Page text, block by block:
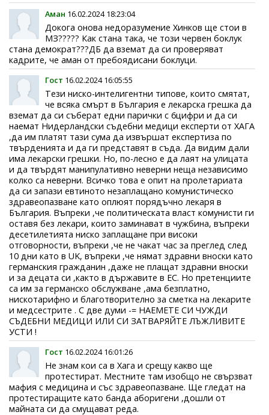
Аман 16.02.2024 18:23:04
Докога онова недоразумение Хинков ще стои в
МЗ????? Как стана така, че този червен боклук
стана демократ???ДБ да вземат да си проверяват
кадрите, че аман от пребоядисани боклуци.
Гост 16.02.2024 16:05:55
Тези ниско-интелигентни типове, които смятат,
че всяка смърт в България е лекарска грешка да
вземат да си съберат едни парички с 6цифри и да си
наемат Нидерландски съдебни медици експерти от ХАГА
,да им платят тази сума да извършат експертиза по
твърденията и да ги представят в съда. Да видим дали
има лекарски грешки. Но, по-лесно е да лаят на улицата
и да твърдят манипулативно неверни неща независимо
колко са неверни. Всичко това е опит на пролетариата
да си запази евтиното незаплащано комунистическо
здравеопазване като оплюят порядъчно лекаря в
България. Въпреки ,че политическата власт комунисти ги
оставя без лекари, които заминават в чужбина, въпреки
десетилетията ниско заплащане при високи
отговорности, въпреки ,че не чакат час за преглед след
10 дни като в UK, въпреки ,че нямат здравни вноски като
германския гражданин ,даже не плащат здравни вноски
и за децата си ,както в държавите в ЕС. Но претенциите
са им за германско обслужване ,ама безплатно,
нискотарифно и благотворително за сметка на лекарите
и медсестрите . С две думи -= НАЕМЕТЕ СИ ЧУЖДИ
СЪДЕБНИ МЕДИЦИ ИЛИ СИ ЗАТВАРЯЙТЕ ЛЪЖЛИВИТЕ
УСТИ !
Гост 16.02.2024 16:01:26
Не знам кои са в Хага и срещу какво ще
протестират. Местните там изобщо не свързват
мафия с медицина и със здравеопазване. Ще гледат на
протестиращите като банда аборигени ,дошли от
майната си да смущават реда.